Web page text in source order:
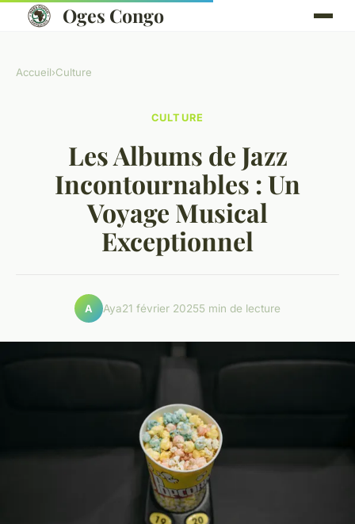
Oges Congo
Accueil›Culture
CULTURE
Les Albums de Jazz
Incontournables : Un
Voyage Musical
Exceptionnel
A Aya21 février 20255 min de lecture